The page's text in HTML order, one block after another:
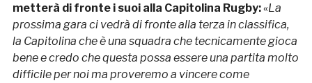
metterà di fronte i suoi alla Capitolina Rugby:«La
prossima gara ci vedrà di fronte alla terza in classifica,
la Capitolina che è una squadra che tecnicamente gioca
bene e credo che questa possa essere una partita molto
difficile per noi ma proveremo a vincere come